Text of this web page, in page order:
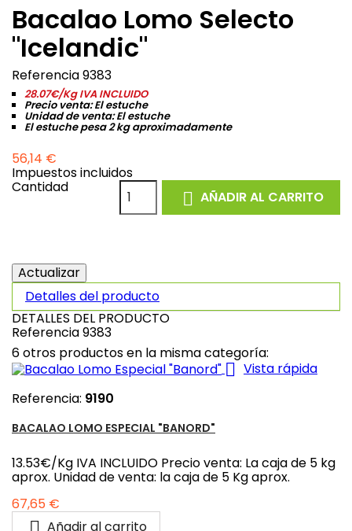
Bacalao Lomo Selecto
"Icelandic"
Referencia9383
28.07€/Kg IVA INCLUIDO
Precio venta: El estuche
Unidad de venta: El estuche
El estuche pesa 2 kg aproximadamente
56,14 €
Impuestos incluidos
Cantidad
 AÑADIR AL CARRITO
Detalles del producto
DETALLES DEL PRODUCTO
Referencia9383
6 otros productos en la misma categoría:
 Vista rápida
Referencia: 9190
BACALAO LOMO ESPECIAL "BANORD"
13.53€/Kg IVA INCLUIDO Precio venta: La caja de 5 kg
aprox. Unidad de venta: la caja de 5 Kg aprox.
Precio
67,65 €
Añadir al carrito